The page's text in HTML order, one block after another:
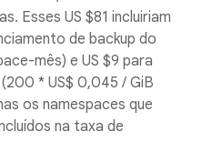
Esses US $81 incluiriam
de backup do
mês) e US $9 para
* US$ 0,045 / GiB
os namespaces que
na taxa de